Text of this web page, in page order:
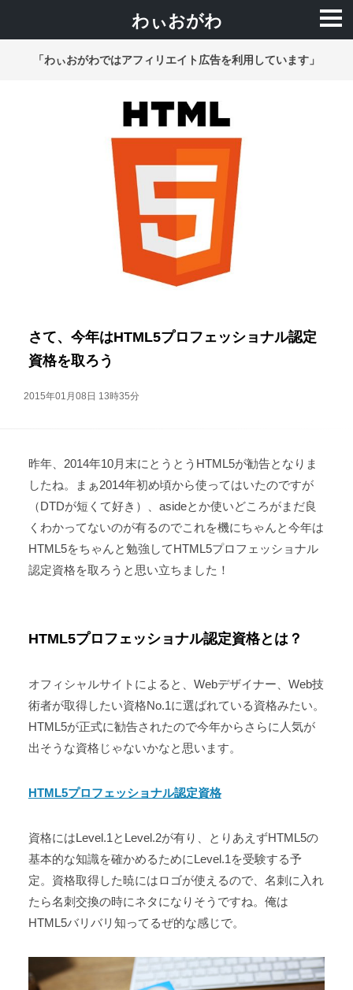
わぃおがわ
「わぃおがわではアフィリエイト広告を利用しています」
さて、今年はHTML5プロフェッショナル認定
資格を取ろう
2015年01月08日 13時35分
昨年、2014年10月末にとうとうHTML5が勧告となりま
したね。まぁ2014年初め頃から使ってはいたのですが
（DTDが短くて好き）、asideとか使いどころがまだ良
くわかってないのが有るのでこれを機にちゃんと今年は
HTML5をちゃんと勉強してHTML5プロフェッショナル
認定資格を取ろうと思い立ちました！
HTML5プロフェッショナル認定資格とは？
オフィシャルサイトによると、Webデザイナー、Web技
術者が取得したい資格No.1に選ばれている資格みたい。
HTML5が正式に勧告されたので今年からさらに人気が
出そうな資格じゃないかなと思います。
HTML5プロフェッショナル認定資格
資格にはLevel.1とLevel.2が有り、とりあえずHTML5の
基本的な知識を確かめるためにLevel.1を受験する予
定。資格取得した暁にはロゴが使えるので、名刺に入れ
たら名刺交換の時にネタになりそうですね。俺は
HTML5バリバリ知ってるぜ的な感じで。